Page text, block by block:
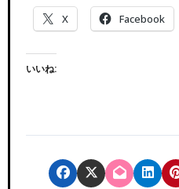
X
Facebook
いいね: